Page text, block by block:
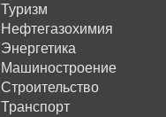
Туризм
Нефтегазохимия
Энергетика
Машиностроение
Строительство
Транспорт